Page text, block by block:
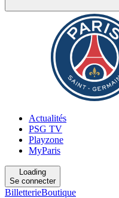
Actualités
PSG TV
Playzone
MyParis
Loading
Se connecter
BilletterieBoutique